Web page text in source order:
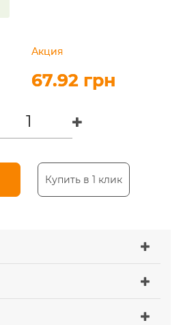
Акция
67.92 грн
Акция
67.92 грн
Купить в 1 клик